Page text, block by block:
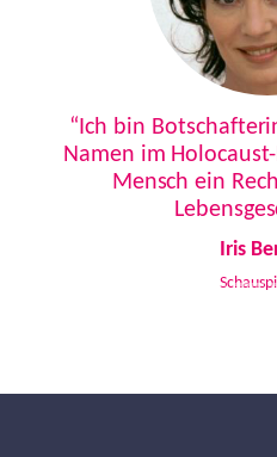
“Ich bin
Namen im
Mensch ein
Iris